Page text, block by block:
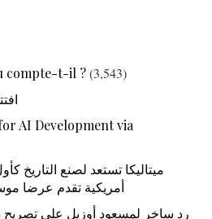
compte-t-il ?(3,543)
AI Development via
ميتاليكا تستعد لصنع التاريخ
أمريكية تقدم عرضا
رد ساخر لمسعود أوزيل على تصريح